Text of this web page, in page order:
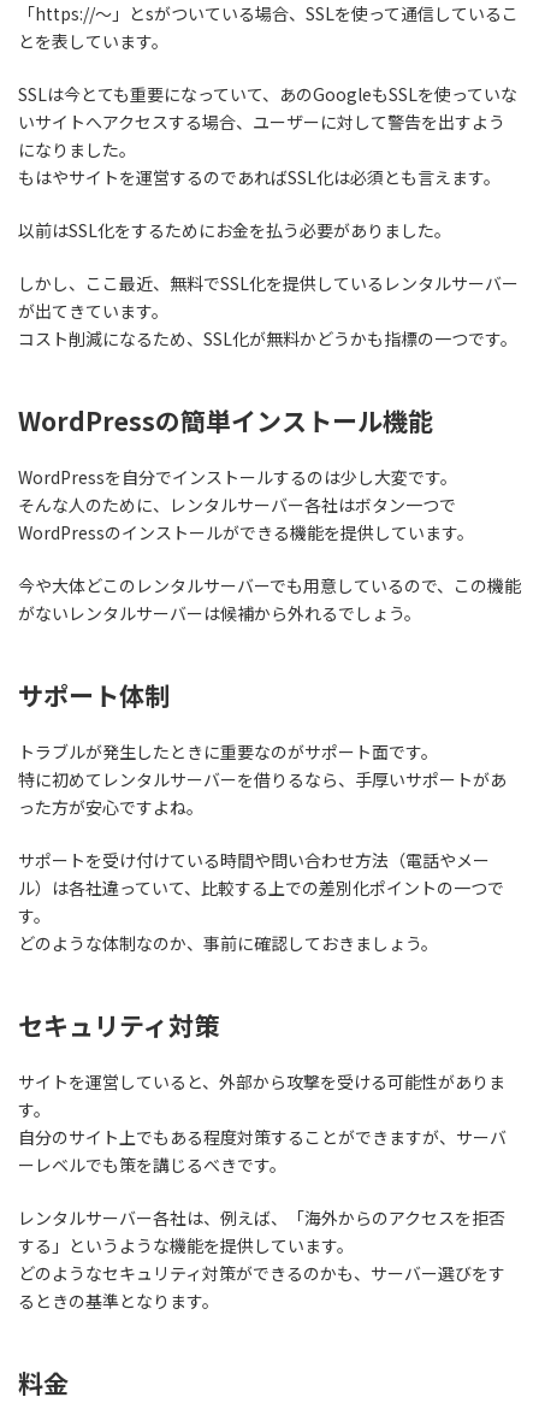
「https://～」とsがついている場合、SSLを使って通信しているこ
とを表しています。
SSLは今とても重要になっていて、あのGoogleもSSLを使っていな
いサイトへアクセスする場合、ユーザーに対して警告を出すよう
になりました。
もはやサイトを運営するのであればSSL化は必須とも言えます。
以前はSSL化をするためにお金を払う必要がありました。
しかし、ここ最近、無料でSSL化を提供しているレンタルサーバー
が出てきています。
コスト削減になるため、SSL化が無料かどうかも指標の一つです。
WordPressの簡単インストール機能
WordPressを自分でインストールするのは少し大変です。
そんな人のために、レンタルサーバー各社はボタン一つで
WordPressのインストールができる機能を提供しています。
今や大体どこのレンタルサーバーでも用意しているので、この機能
がないレンタルサーバーは候補から外れるでしょう。
サポート体制
トラブルが発生したときに重要なのがサポート面です。
特に初めてレンタルサーバーを借りるなら、手厚いサポートがあ
った方が安心ですよね。
サポートを受け付けている時間や問い合わせ方法（電話やメー
ル）は各社違っていて、比較する上での差別化ポイントの一つで
す。
どのような体制なのか、事前に確認しておきましょう。
セキュリティ対策
サイトを運営していると、外部から攻撃を受ける可能性がありま
す。
自分のサイト上でもある程度対策することができますが、 サーバ
ーレベルでも策を講じるべきです。
レンタルサーバー各社は、例えば、「海外からのアクセスを拒否
する」というような機能を提供しています。
どのようなセキュリティ対策ができるのかも、サーバー選びをす
るときの基準となります。
料金